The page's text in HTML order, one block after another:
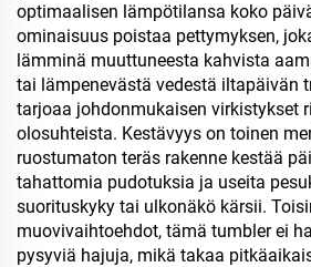
optimaalisen lämpötilansa koko
ominaisuus poistaa pettymyksen,
lämminä muuttuneesta kahvista
tai lämpenevästä vedestä iltapäivän
tarjoaa johdonmukaisen virkistykset
olosuhteista. Kestävyys on toinen
ruostumaton teräs rakenne kestää
tahattomia pudotuksia ja useita
suorituskyky tai ulkonäkö kärsii.
muovivaihtoehdot, tämä tumbler ei
pysyviä hajuja, mikä takaa